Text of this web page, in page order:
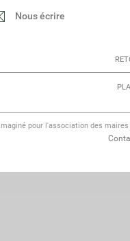
Nous écrire
Imaginé pour l'association des